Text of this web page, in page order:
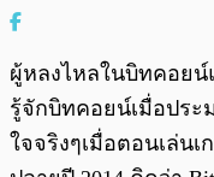
ผู้หลงไหลในบิทคอยน์
รู้จักบิทคอยน์เมื่อประ
ใจจริงๆเมื่อตอนเล่น